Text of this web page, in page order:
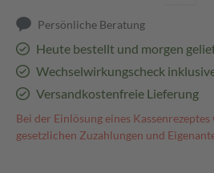
Persönliche Beratung
Heute bestellt und morgen
Wechselwirkungscheck
Versandkostenfreie Lieferung
Bei der Einlösung eines
gesetzlichen Zuzahlungen und